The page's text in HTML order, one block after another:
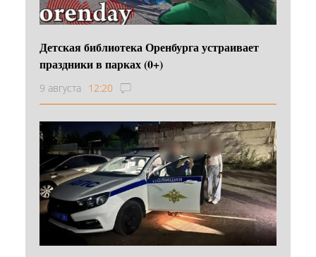
Детская библиотека Оренбурга устраивает
праздники в парках (0+)
9 августа 12:20